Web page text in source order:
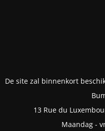
De site zal binnenkort
13 Rue du
Maandag -